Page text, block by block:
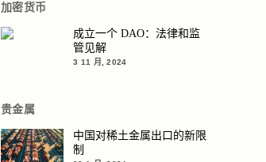
加密货币
成立一个 DAO：法律和监
管见解
3 11 月, 2024
贵金属
中国对稀土金属出口的新限
制